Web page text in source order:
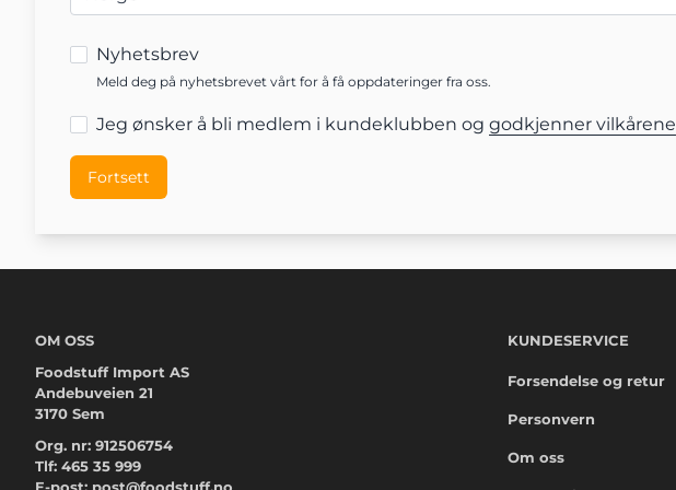
Nyhetsbrev
Meld deg på nyhetsbrevet vårt for å få oppdateringer fra oss.
Jeg ønsker å bli medlem i kundeklubben og godkjenner vilkårene
OM OSS
Foodstuff Import AS
Andebuveien 21
3170 Sem
Org. nr: 912506754
Tlf: 465 35 999
KUNDESERVICE
Forsendelse og retur
Personvern
Om oss